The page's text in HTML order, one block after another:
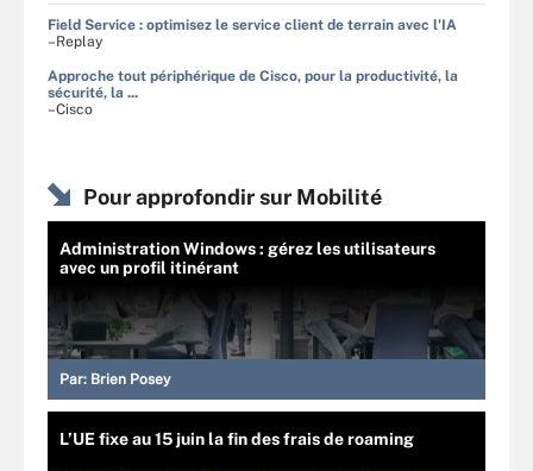
Field Service : optimisez le service client de terrain avec l'IA
–Replay
Approche tout périphérique de Cisco, pour la productivité, la
sécurité, la ...
–Cisco
Pour approfondir sur Mobilité
Administration Windows : gérez les utilisateurs
avec un profil itinérant
Par: Brien Posey
L’UE fixe au 15 juin la fin des frais de roaming